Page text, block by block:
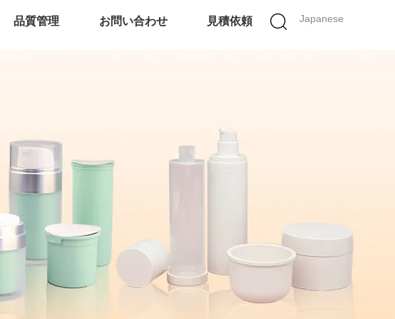
Japanese
品質管理 お問い合わせ 見積依頼